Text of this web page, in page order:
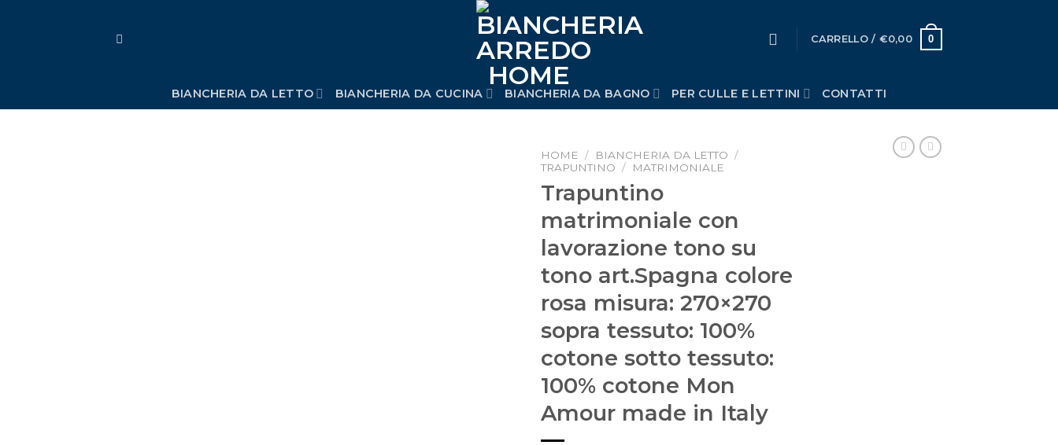
CARRELLO / €0,00 0
BIANCHERIA DA LETTO BIANCHERIA DA CUCINA BIANCHERIA DA BAGNO PER CULLE E LETTINI CONTATTI
HOME / BIANCHERIA DA LETTO /
TRAPUNTINO / MATRIMONIALE
Trapuntino
matrimoniale con
lavorazione tono su
tono art.Spagna colore
rosa misura: 270×270
sopra tessuto: 100%
cotone sotto tessuto:
100% cotone Mon
Amour made in Italy